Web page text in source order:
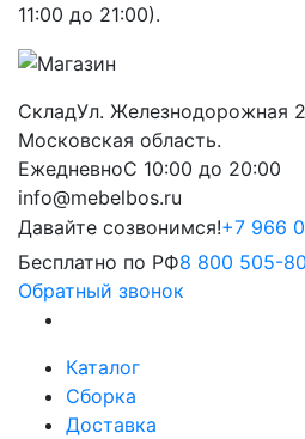
11:00 до 21:00).
СкладУл. Железнодорожная
Московская область.
ЕжедневноС 10:00 до 20:00
info@mebelbos.ru
Давайте созвонимся!+7 966
Бесплатно по РФ8 800 505-
Обратный звонок
Каталог
Сборка
Доставка